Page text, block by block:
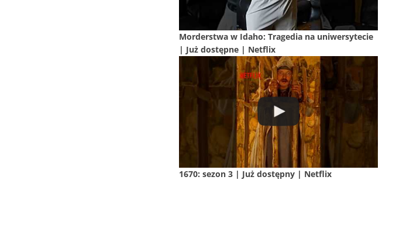
Morderstwa w Idaho: Tragedia na uniwersytecie
| Już dostępne | Netflix
1670: sezon 3 | Już dostępny | Netflix